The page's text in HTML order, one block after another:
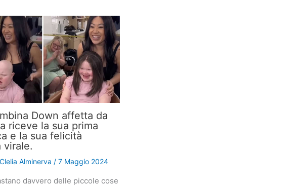
Down affetta da
riceve la sua prima
e la sua felicità
virale.
Clelia Alminerva / 7 Maggio 2024
davvero delle piccole cose